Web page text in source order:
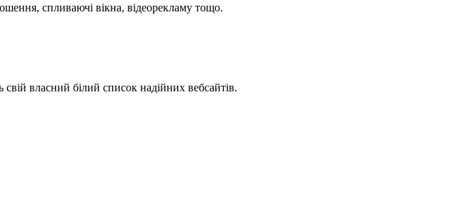
спливаючі вікна, відеорекламу тощо.
власний білий список надійних вебсайтів.